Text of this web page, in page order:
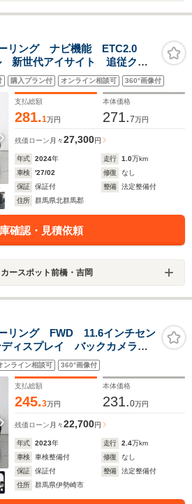
リング ナビ機能 ETC2.0
新世代アイサイト 追従クル
ト LEDヘッドランプ 禁煙
ビューモニター パワーシー
購入プラン付 オンライン相談可 360°画像付
支払総額
281.1万円
本体価格
271.7万円
残価ローン 月々27,300円
年式 2024年 走行 1.0万km
車検
'27/02 修復
なし
保証
保証付 整備
法定整備付
住所
群馬県北群馬郡
確認・見積依頼
ースポット前橋・吉岡
リング FWD 11.6インチセン
ディスプレイ バックカメラ
ーナー
ンライン相談可 360°画像付
支払総額
245.3万円
本体価格
231.0万円
残価ローン 月々22,700円
年式 2023年 走行 2.4万km
車検
車検整備付 修復
なし
保証
保証付 整備
法定整備付
住所
群馬県伊勢崎市